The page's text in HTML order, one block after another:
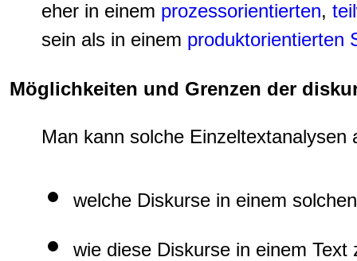
eher in einem prozessorientierten,
sein als in einem produktorientierten
Möglichkeiten und Grenzen der
Man kann solche
welche Diskurse in einem
wie diese Diskurse in einem